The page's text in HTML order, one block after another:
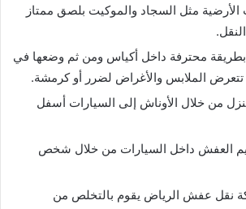
مثل السجاد والموكيت بلصق ممتاز
بطريقة محترفة داخل أكياس ومن ثم وضعها في
تتعرض الملابس والأغراض لضرر أو كرمشة.
من خلال الأوناش إلى السيارات أسفل
العفش داخل السيارات من خلال شخص
نقل عفش الرياض يقوم بالتخلص من